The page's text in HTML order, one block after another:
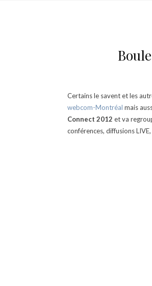
Certains le savent et les
webcom-Montréal mais
Connect 2012 et va
conférences, diffusions